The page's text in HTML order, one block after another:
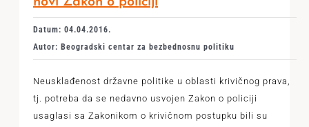
Datum: 04.04.2016.
Autor: Beogradski centar za bezbednosnu politiku
Neusklađenost državne politike u oblasti krivičnog prava,
tj. potreba da se nedavno usvojen Zakon o policiji
usaglasi sa Zakonikom o krivičnom postupku bili su